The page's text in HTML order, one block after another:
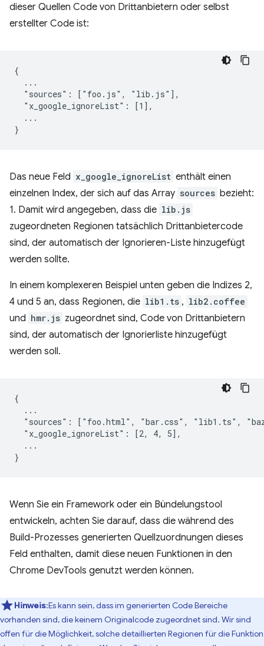
dieser Quellen Code von Drittanbietern oder selbst
erstellter Code ist:
{
  ...
  "sources": ["foo.js", "lib.js"],
  "x_google_ignoreList": [1],
  ...
Das neue Feld x_google_ignoreList enthält einen
einzelnen Index, der sich auf das Array sources bezieht:
1. Damit wird angegeben, dass die lib.js
zugeordneten Regionen tatsächlich Drittanbietercode
sind, der automatisch der Ignorieren-Liste hinzugefügt
werden sollte.
In einem komplexeren Beispiel unten geben die Indizes 2,
4 und 5 an, dass Regionen, die lib1.ts , lib2.coffee
und hmr.js zugeordnet sind, Code von Drittanbietern
sind, der automatisch der Ignorierliste hinzugefügt
werden soll.
{
  ...
"sources": ["foo.html", "bar.css", "lib1.ts",
  "x_google_ignoreList": [2, 4, 5],
  ...
Wenn Sie ein Framework oder ein Bündelungstool
entwickeln, achten Sie darauf, dass die während des
Build-Prozesses generierten Quellzuordnungen dieses
Feld enthalten, damit diese neuen Funktionen in den
Chrome DevTools genutzt werden können.
Hinweis:Es kann sein, dass im generierten Code Bereiche
vorhanden sind, die keinem Originalcode zugeordnet sind. Wir sind
offen für die Möglichkeit, solche detaillierten Regionen für die Funktion